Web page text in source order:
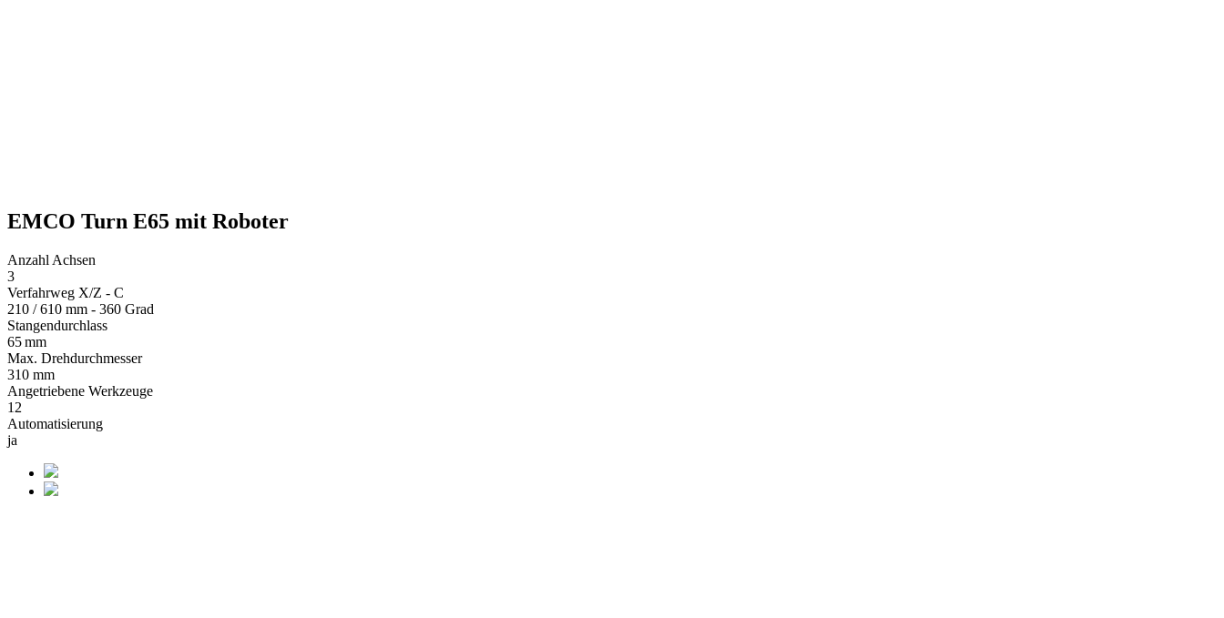
EMCO Turn E65 mit Roboter
Anzahl Achsen
3
Verfahrweg X/Z - C
210 / 610 mm - 360 Grad
Stangendurchlass
65 mm
Max. Drehdurchmesser
310 mm
Angetriebene Werkzeuge
12
Automatisierung
ja